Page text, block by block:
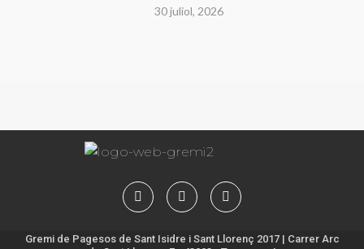
30 juliol, 2026
Gremi de Pagesos de Sant Isidre i Sant Llorenç 2017 | Carrer Arc